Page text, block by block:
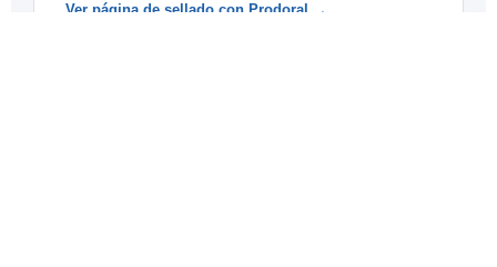
Ver página de sellado con Prodoral →